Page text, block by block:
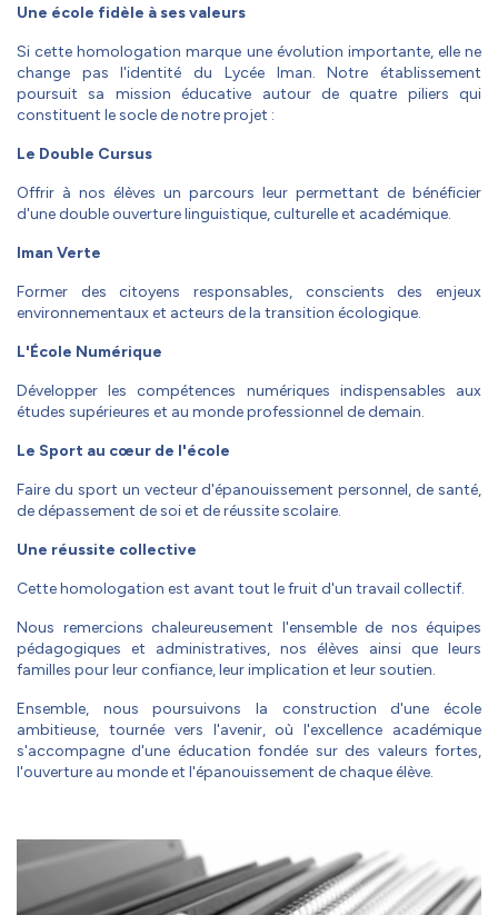
Une école fidèle à ses valeurs
Si cette homologation marque une évolution importante, elle ne
change pas l'identité du Lycée Iman. Notre établissement
poursuit sa mission éducative autour de quatre piliers qui
constituent le socle de notre projet :
Le Double Cursus
Offrir à nos élèves un parcours leur permettant de bénéficier
d'une double ouverture linguistique, culturelle et académique.
Iman Verte
Former des citoyens responsables, conscients des enjeux
environnementaux et acteurs de la transition écologique.
L'École Numérique
Développer les compétences numériques indispensables aux
études supérieures et au monde professionnel de demain.
Le Sport au cœur de l'école
Faire du sport un vecteur d'épanouissement personnel, de santé,
de dépassement de soi et de réussite scolaire.
Une réussite collective
Cette homologation est avant tout le fruit d'un travail collectif.
Nous remercions chaleureusement l'ensemble de nos équipes
pédagogiques et administratives, nos élèves ainsi que leurs
familles pour leur confiance, leur implication et leur soutien.
Ensemble, nous poursuivons la construction d'une école
ambitieuse, tournée vers l'avenir, où l'excellence académique
s'accompagne d'une éducation fondée sur des valeurs fortes,
l'ouverture au monde et l'épanouissement de chaque élève.